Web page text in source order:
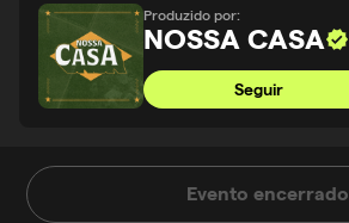
Produzido por:
NOSSA CASA
Seguir
Evento encerrado